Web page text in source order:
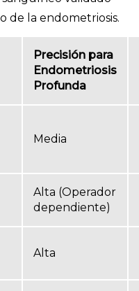
de la endometriosis.
Precisión para
Endometriosis
Profunda
Media
Alta (Operador
dependiente)
Alta